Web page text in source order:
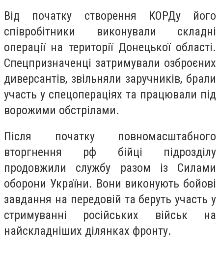
Від початку створення КОРДу його
співробітники виконували складні
операції на території Донецької області.
Спецпризначенці затримували озброєних
диверсантів, звільняли заручників, брали
участь у спецопераціях та працювали під
ворожими обстрілами.
Після початку повномасштабного
вторгнення рф бійці підрозділу
продовжили службу разом із Силами
оборони України. Вони виконують бойові
завдання на передовій та беруть участь у
стримуванні російських військ на
найскладніших ділянках фронту.